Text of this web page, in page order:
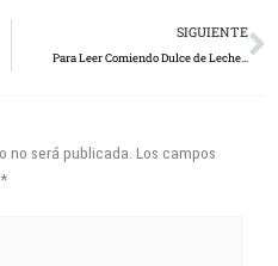
SIGUIENTE
Para Leer Comiendo Dulce de Leche…
no será publicada. Los campos
*